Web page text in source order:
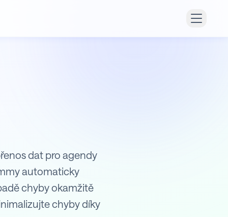
dat pro agendy
automaticky
chyby okamžitě
chyby díky